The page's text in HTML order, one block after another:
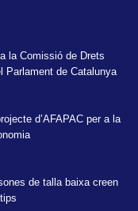
la Comissió de Drets
Parlament de Catalunya
d’AFAPAC per a la
de talla baixa creen